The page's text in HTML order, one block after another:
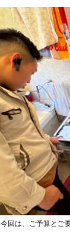
今回は、ご予算とご